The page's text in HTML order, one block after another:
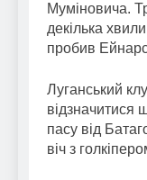
Муміновича.
декілька
пробив
Луганський
відзначитися
пасу від
віч з